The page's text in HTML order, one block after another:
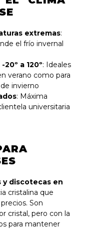
extremas:
el frío invernal
a 120º: Ideales
verano como para
invierno
: Máxima
universitaria
y discotecas en
cristalina que
Son
cristal, pero con la
para mantener